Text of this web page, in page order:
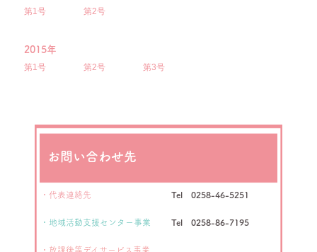
第1号
第2号
2015年
第1号
第2号 第3号
お問い合わせ先
・代表連絡先 Tel 0258-46-5251
・地域活動支援センター事業 Tel 0258-86-7195
・放課後等デイサービス事業